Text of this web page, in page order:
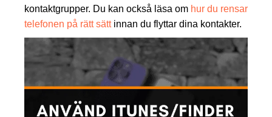
kontaktgrupper. Du kan också läsa om hur du rensar
telefonen på rätt sättinnan du flyttar dina kontakter.